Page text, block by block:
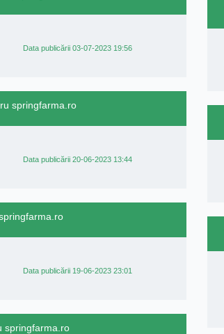
Data publicării 03-07-2023 19:56
springfarma.ro
Data publicării 20-06-2023 13:44
Data publicării 19-06-2023 23:01
springfarma.ro